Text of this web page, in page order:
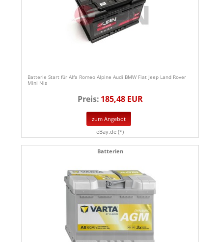
Batterie Start für Alfa Romeo Alpine Audi BMW Fiat Jeep Land Rover
Mini Nis
Preis: 185,48 EUR
zum Angebot
eBay.de (*)
Batterien